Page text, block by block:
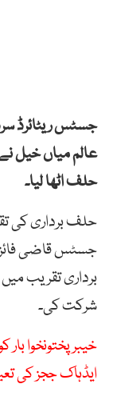
جسٹس ریٹائرڈ
عالم میاں خیل
حلف اٹھا لیا۔
حلف برداری کی
جسٹس قاضی
برداری تقریب
شرکت کی۔
ایڈہاک ججز کی